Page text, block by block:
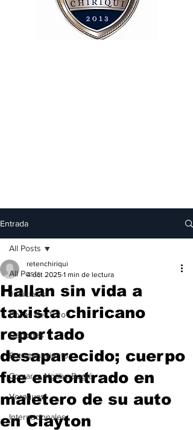
Entrada
All Posts
Judiciales
Bocas del Toro
Deportes
Entretenimiento
Comarca Ngäbe-Buglé
Veraguas
Internacionales
All Posts
Hallan sin vida a
taxista chiricano
reportado
desaparecido; cuerpo
fue encontrado en
maletero de su auto
en Clayton
retenchiriqui
4 oct 2025 1 min de lectura